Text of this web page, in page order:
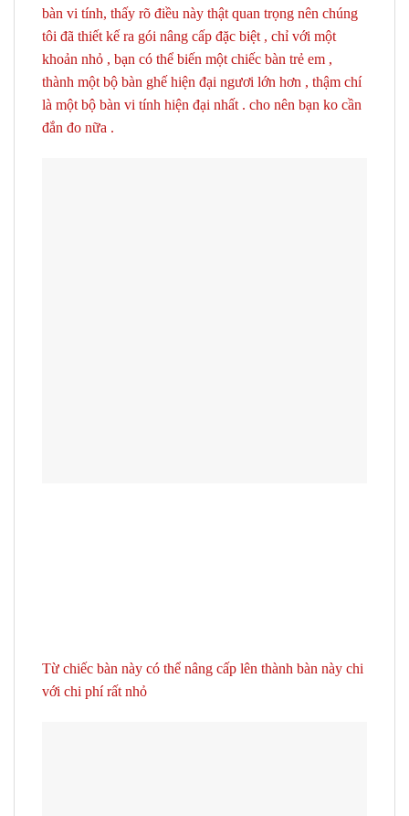
bàn vi tính, thấy rõ điều này thật quan trọng nên chúng
tôi đã thiết kế ra gói nâng cấp đặc biệt , chỉ với một
khoản nhỏ , bạn có thể biến một chiếc bàn trẻ em ,
thành một bộ bàn ghế hiện đại ngươi lớn hơn , thậm chí
là một bộ bàn vi tính hiện đại nhất . cho nên bạn ko cần
đắn đo nữa .
Từ chiếc bàn này có thể nâng cấp lên thành bàn này chi
với chi phí rất nhỏ